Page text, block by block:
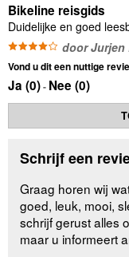
Bikeline reisgids
Duidelijke en goed
door Jurjen
Vond u dit een nuttige
Ja (0)- Nee (0)
Schrijf een
Graag horen wij
goed, leuk, mooi,
schrijf gerust alles
maar u informeert